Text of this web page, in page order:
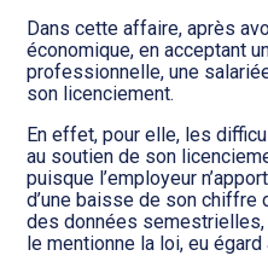
Dans cette affaire, après
économique, en acceptant
professionnelle, une
son licenciement.
En effet, pour elle, les
au soutien de son
puisque l’employeur
d’une baisse de son chiffre
des données
le mentionne la loi, eu